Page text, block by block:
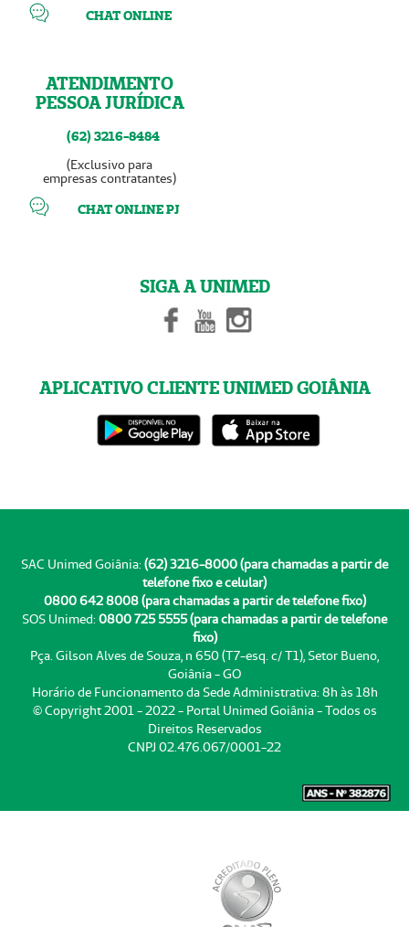
CHAT ONLINE
ATENDIMENTO
PESSOA JURÍDICA
(62) 3216-8484
(Exclusivo para
empresas contratantes)
CHAT ONLINE PJ
SIGA A UNIMED
APLICATIVO CLIENTE UNIMED GOIÂNIA
SAC Unimed Goiânia: (62) 3216-8000 (para chamadas a partir de
telefone fixo e celular)
0800 642 8008 (para chamadas a partir de telefone fixo)
SOS Unimed: 0800 725 5555 (para chamadas a partir de telefone
fixo)
Pça. Gilson Alves de Souza, n 650 (T7-esq. c/ T1), Setor Bueno,
Goiânia - GO
Horário de Funcionamento da Sede Administrativa: 8h às 18h
© Copyright 2001 - 2022 - Portal Unimed Goiânia - Todos os
Direitos Reservados
CNPJ 02.476.067/0001-22